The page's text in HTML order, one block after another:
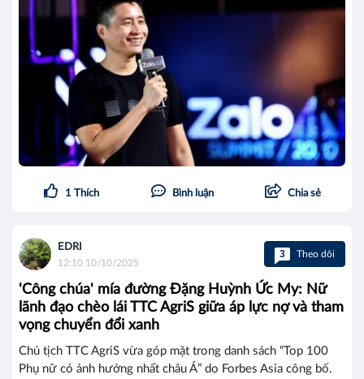
1 Thích Bình luận Chia sẻ
EDRI
12:10 10/10/2025
3 Theo dõi
'Công chúa' mía đường Đặng Huỳnh Ức My: Nữ
lãnh đạo chèo lái TTC AgriS giữa áp lực nợ và tham
vọng chuyển đổi xanh
Chủ tịch TTC AgriS vừa góp mặt trong danh sách “Top 100
Phụ nữ có ảnh hưởng nhất châu Á” do Forbes Asia công bố.